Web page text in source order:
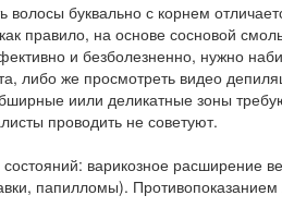
буквально с корнем
правило, на основе сосновой
и безболезненно, нужно
либо же просмотреть видео
иили деликатные зоны
проводить не советуют.
варикозное расширение
папилломы). Противопоказанием